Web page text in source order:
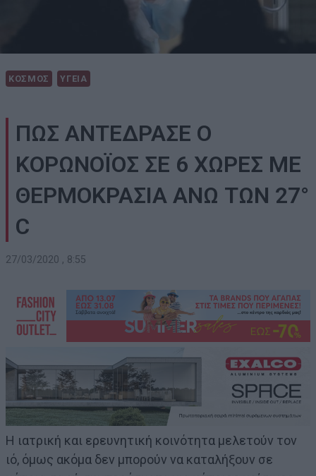
ΚΟΣΜΟΣ ΥΓΕΙΑ
ΠΩΣ ΑΝΤΕΔΡΑΣΕ Ο
ΚΟΡΩΝΟΪΟΣ ΣΕ 6 ΧΩΡΕΣ ΜΕ
ΘΕΡΜΟΚΡΑΣΙΑ ΑΝΩ ΤΩΝ 27°
C
27/03/2020 , 8:55
Η ιατρική και ερευνητική κοινότητα μελετούν τον
ιό, όμως ακόμα δεν μπορούν να καταλήξουν σε